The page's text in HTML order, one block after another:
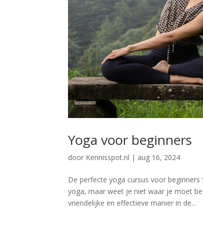
Yoga voor beginners
door Kennisspot.nl | aug 16, 2024
De perfecte yoga cursus voor
yoga, maar weet je niet waar je moet
vriendelijke en effectieve manier in de...